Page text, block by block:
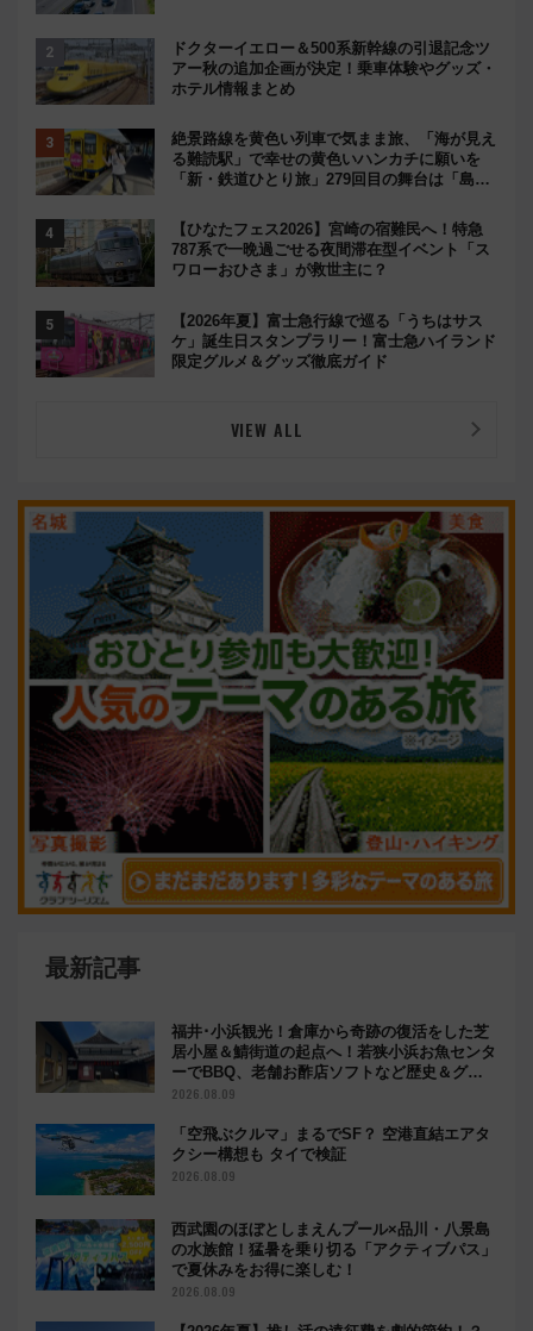
ドクターイエロー＆500系新幹線の引退記念ツ
アー秋の追加企画が決定！乗車体験やグッズ・
ホテル情報まとめ
絶景路線を黄色い列車で気まま旅、「海が見え
る難読駅」で幸せの黄色いハンカチに願いを
「新・鉄道ひとり旅」279回目の舞台は「島原
【ひなたフェス2026】宮崎の宿難民へ！特急
787系で一晩過ごせる夜間滞在型イベント「ス
ワローおひさま」が救世主に？
【2026年夏】富士急行線で巡る「うちはサス
ケ」誕生日スタンプラリー！富士急ハイランド
限定グルメ＆グッズ徹底ガイド
VIEW ALL
最新記事
福井･小浜観光！倉庫から奇跡の復活をした芝
居小屋＆鯖街道の起点へ！若狭小浜お魚センタ
ーでBBQ、老舗お酢店ソフトなど歴史＆グル
メ散歩
2026.08.09
「空飛ぶクルマ」まるでSF？ 空港直結エアタ
クシー構想も タイで検証
2026.08.09
西武園のほぼとしまえんプール×品川・八景島
の水族館！猛暑を乗り切る「アクティブパス」
で夏休みをお得に楽しむ！
2026.08.09